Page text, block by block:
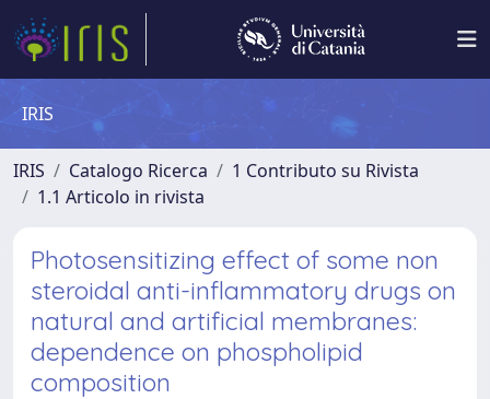
IRIS
IRIS Catalogo Ricerca
1 Contributo su Rivista
1.1 Articolo in rivista
Photosensitizing effect of some non
steroidal anti-inflammatory drugs on
natural and artificial membranes:
dependence on phospholipid
composition